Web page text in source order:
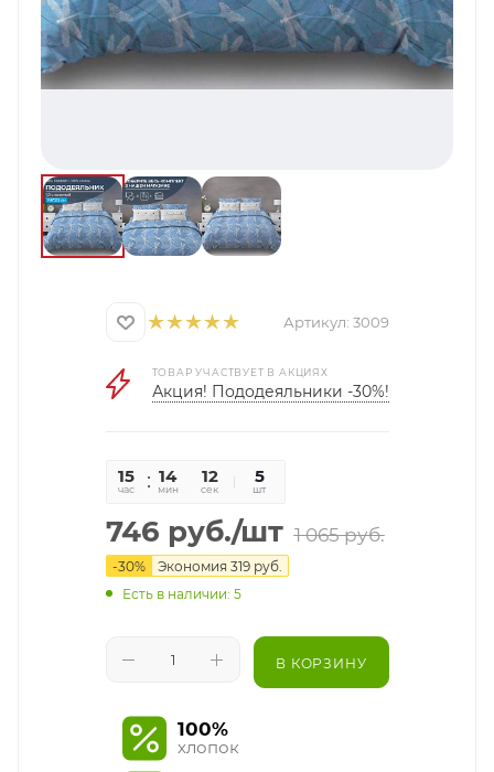
Артикул: 3009
ТОВАР УЧАСТВУЕТ В АКЦИЯХ
Акция! Пододеяльники -30%!
15
час
14
мин
11
сек
5
шт
746 руб./шт 1 065руб.
-30% Экономия 319руб.
Есть в наличии: 5
В КОРЗИНУ
100%
хлопок